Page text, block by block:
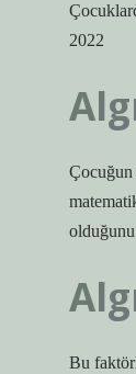
2022
Çocuğun
Bu